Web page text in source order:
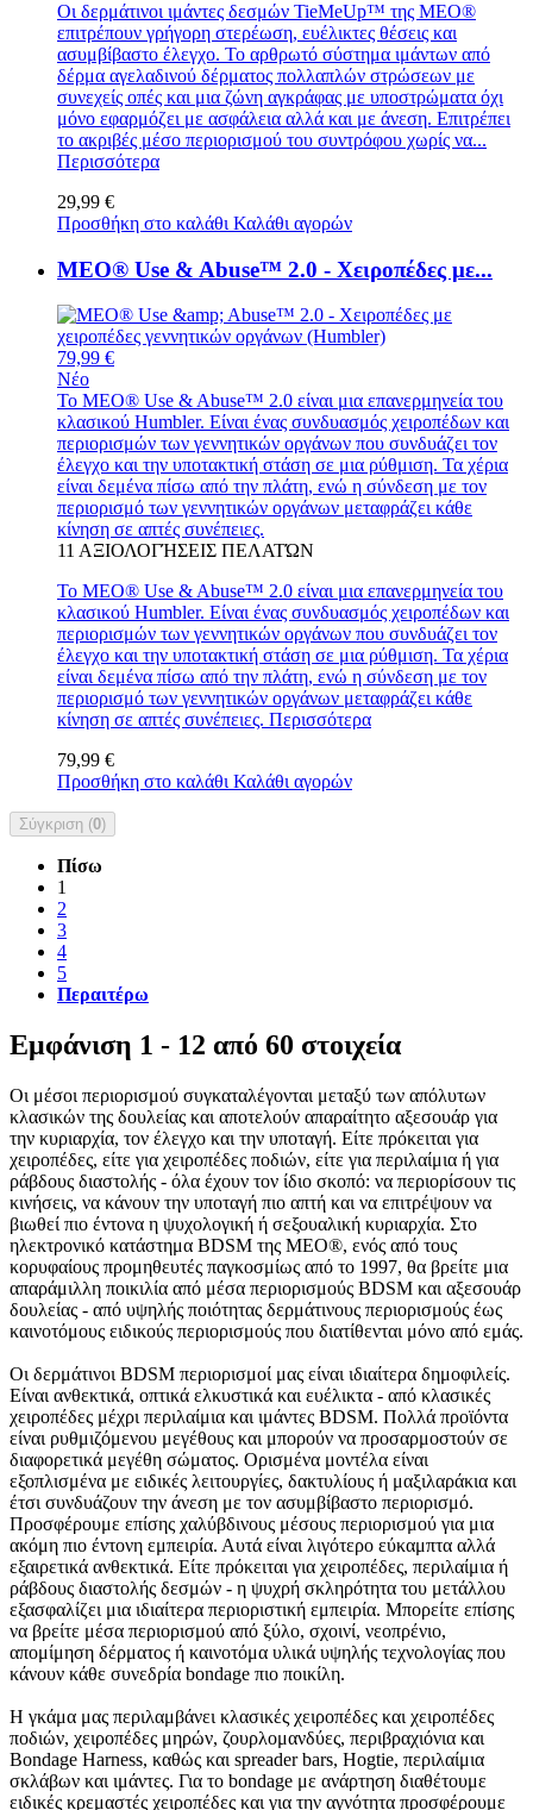
Οι δερμάτινοι ιμάντες δεσμών TieMeUp™ της MEO®
επιτρέπουν γρήγορη στερέωση, ευέλικτες θέσεις και
ασυμβίβαστο έλεγχο. Το αρθρωτό σύστημα ιμάντων από
δέρμα αγελαδινού δέρματος πολλαπλών στρώσεων με
συνεχείς οπές και μια ζώνη αγκράφας με υποστρώματα όχι
μόνο εφαρμόζει με ασφάλεια αλλά και με άνεση. Επιτρέπει
το ακριβές μέσο περιορισμού του συντρόφου χωρίς να...
Περισσότερα
29,99 €
Προσθήκη στο καλάθι Καλάθι αγορών
MEO® Use & Abuse™ 2.0 - Χειροπέδες με...
79,99 €
Νέο
Το MEO® Use & Abuse™ 2.0 είναι μια επανερμηνεία του
κλασικού Humbler. Είναι ένας συνδυασμός χειροπέδων και
περιορισμών των γεννητικών οργάνων που συνδυάζει τον
έλεγχο και την υποτακτική στάση σε μια ρύθμιση. Τα χέρια
είναι δεμένα πίσω από την πλάτη, ενώ η σύνδεση με τον
περιορισμό των γεννητικών οργάνων μεταφράζει κάθε
κίνηση σε απτές συνέπειες.
11 ΑΞΙΟΛΟΓΉΣΕΙΣ ΠΕΛΑΤΏΝ
Το MEO® Use & Abuse™ 2.0 είναι μια επανερμηνεία του
κλασικού Humbler. Είναι ένας συνδυασμός χειροπέδων και
περιορισμών των γεννητικών οργάνων που συνδυάζει τον
έλεγχο και την υποτακτική στάση σε μια ρύθμιση. Τα χέρια
είναι δεμένα πίσω από την πλάτη, ενώ η σύνδεση με τον
περιορισμό των γεννητικών οργάνων μεταφράζει κάθε
κίνηση σε απτές συνέπειες. Περισσότερα
79,99 €
Προσθήκη στο καλάθι Καλάθι αγορών
Σύγκριση (0)
Πίσω
1
2
3
4
5
Περαιτέρω
Εμφάνιση 1 - 12 από 60 στοιχεία
Οι μέσοι περιορισμού συγκαταλέγονται μεταξύ των απόλυτων
κλασικών της δουλείας και αποτελούν απαραίτητο αξεσουάρ για
την κυριαρχία, τον έλεγχο και την υποταγή. Είτε πρόκειται για
χειροπέδες, είτε για χειροπέδες ποδιών, είτε για περιλαίμια ή για
ράβδους διαστολής - όλα έχουν τον ίδιο σκοπό: να περιορίσουν τις
κινήσεις, να κάνουν την υποταγή πιο απτή και να επιτρέψουν να
βιωθεί πιο έντονα η ψυχολογική ή σεξουαλική κυριαρχία. Στο
ηλεκτρονικό κατάστημα BDSM της MEO®, ενός από τους
κορυφαίους προμηθευτές παγκοσμίως από το 1997, θα βρείτε μια
απαράμιλλη ποικιλία από μέσα περιορισμούς BDSM και αξεσουάρ
δουλείας - από υψηλής ποιότητας δερμάτινους περιορισμούς έως
καινοτόμους ειδικούς περιορισμούς που διατίθενται μόνο από εμάς.
Οι δερμάτινοι BDSM περιορισμοί μας είναι ιδιαίτερα δημοφιλείς.
Είναι ανθεκτικά, οπτικά ελκυστικά και ευέλικτα - από κλασικές
χειροπέδες μέχρι περιλαίμια και ιμάντες BDSM. Πολλά προϊόντα
είναι ρυθμιζόμενου μεγέθους και μπορούν να προσαρμοστούν σε
διαφορετικά μεγέθη σώματος. Ορισμένα μοντέλα είναι
εξοπλισμένα με ειδικές λειτουργίες, δακτυλίους ή μαξιλαράκια και
έτσι συνδυάζουν την άνεση με τον ασυμβίβαστο περιορισμό.
Προσφέρουμε επίσης χαλύβδινους μέσους περιορισμού για μια
ακόμη πιο έντονη εμπειρία. Αυτά είναι λιγότερο εύκαμπτα αλλά
εξαιρετικά ανθεκτικά. Είτε πρόκειται για χειροπέδες, περιλαίμια ή
ράβδους διαστολής δεσμών - η ψυχρή σκληρότητα του μετάλλου
εξασφαλίζει μια ιδιαίτερα περιοριστική εμπειρία. Μπορείτε επίσης
να βρείτε μέσα περιορισμού από ξύλο, σχοινί, νεοπρένιο,
απομίμηση δέρματος ή καινοτόμα υλικά υψηλής τεχνολογίας που
κάνουν κάθε συνεδρία bondage πιο ποικίλη.
Η γκάμα μας περιλαμβάνει κλασικές χειροπέδες και χειροπέδες
ποδιών, χειροπέδες μηρών, ζουρλομανδύες, περιβραχιόνια και
Bondage Harness, καθώς και spreader bars, Hogtie, περιλαίμια
σκλάβων και ιμάντες. Για το bondage με ανάρτηση διαθέτουμε
ειδικές κρεμαστές χειροπέδες και για την αγνότητα προσφέρουμε